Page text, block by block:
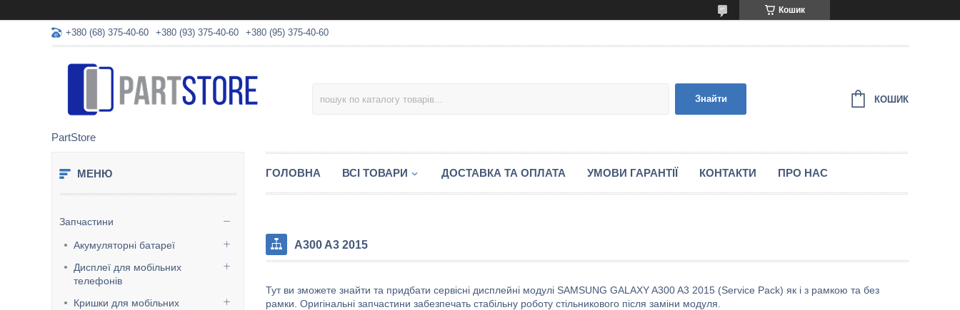
Кошик
+380 (68) 375-40-60 +380 (93) 375-40-60 +380 (95) 375-40-60
PartStore
Знайти КОШИК
Запчастини
Акумуляторні батареї
Дисплеї для мобільних
телефонів
Кришки для мобільних
ГОЛОВНА ВСІ ТОВАРИ ДОСТАВКА ТА ОПЛАТА УМОВИ ГАРАНТІЇ КОНТАКТИ ПРО НАС
A300 A3 2015
Тут ви зможете знайти та придбати сервісні дисплейні модулі SAMSUNG GALAXY A300 A3 2015 (Service Pack) як і з рамкою та без
рамки. Оригінальні запчастини забезпечать стабільну роботу стільникового після заміни модуля.